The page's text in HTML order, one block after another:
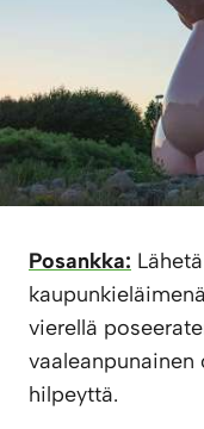
Posankka:
vierellä
hilpeyttä.